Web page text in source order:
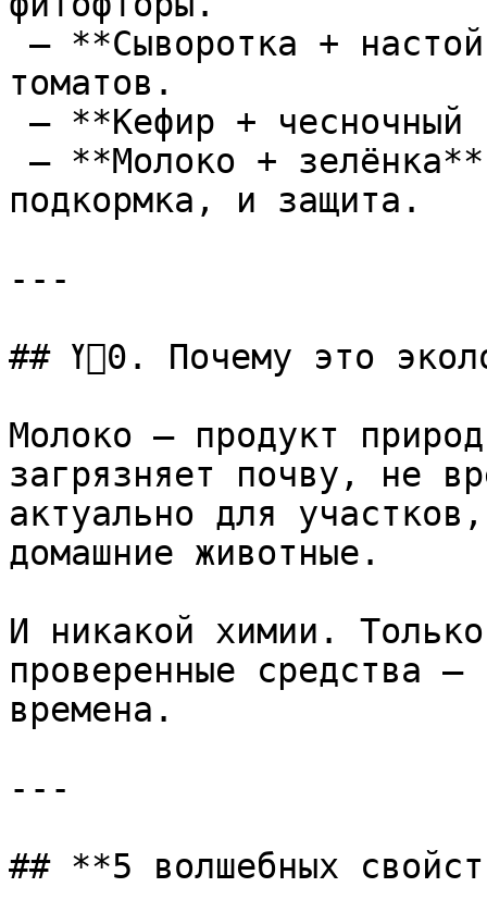
томатов.
подкормка, и защита.
---
## ߌ0. Почему это экологично и надёжно
Молоко — продукт
загрязняет почву, не
актуально для
домашние животные.
И никакой химии.
проверенные средства
времена.
---
## **5 волшебных